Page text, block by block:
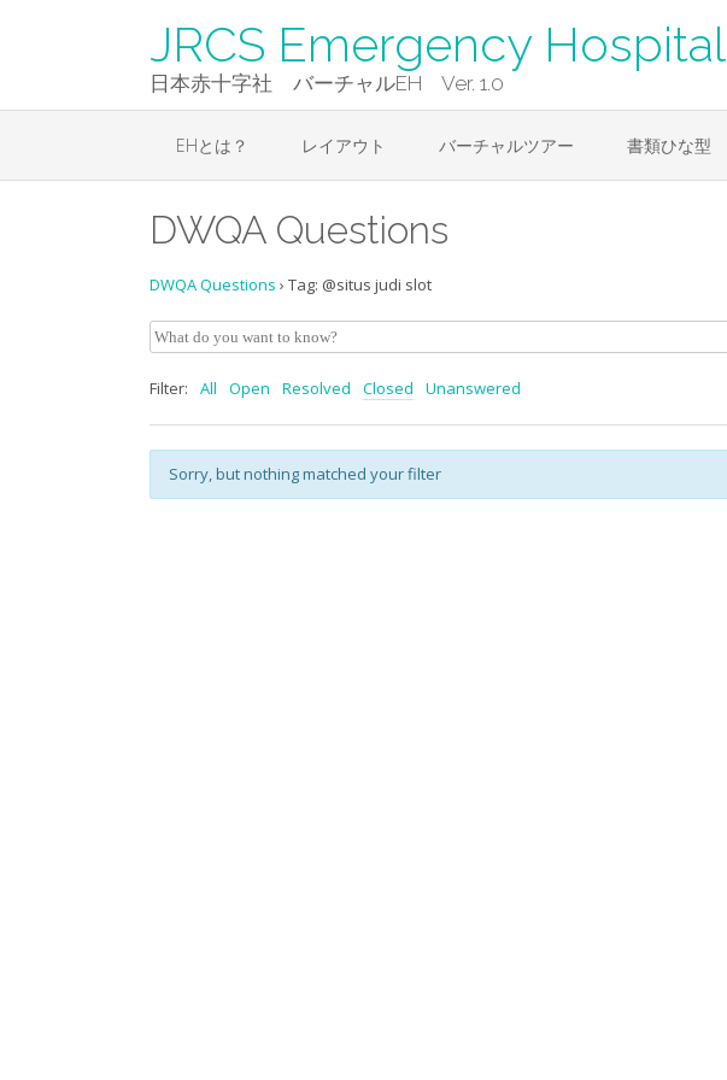
JRCS Emergency Hospital
日本赤十字社 バーチャルEH Ver. 1.0
EHとは？ レイアウト バーチャルツアー 書類ひな型
DWQA Questions
DWQA Questions › Tag: @situs judi slot
Filter: All Open Resolved Closed Unanswered
Sorry, but nothing matched your filter